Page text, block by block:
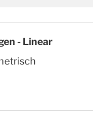
- Linear